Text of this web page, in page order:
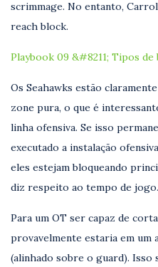
scrimmage. No entanto,
reach block.
Playbook 09 &#8211; Tipos de
Os Seahawks estão
zone pura, o que é
linha ofensiva. Se isso
executado a instalação
eles estejam bloqueando
diz respeito ao tempo de jogo.
Para um OT ser capaz de
provavelmente estaria em um
(alinhado sobre o guard). Isso